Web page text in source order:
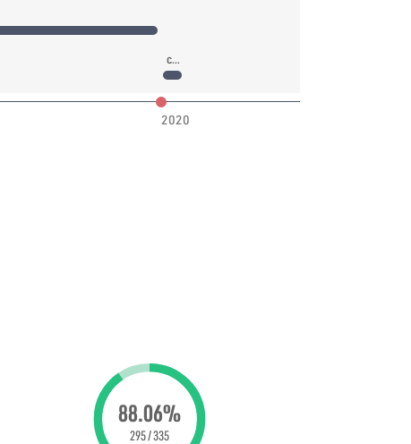
Commission ad-hoc chargée d'examiner le projet de la loi de finances complémentaire pour l'année 2019 et le projet de la loi de finances pour l'année 2020
2020
88.06%
295 / 335